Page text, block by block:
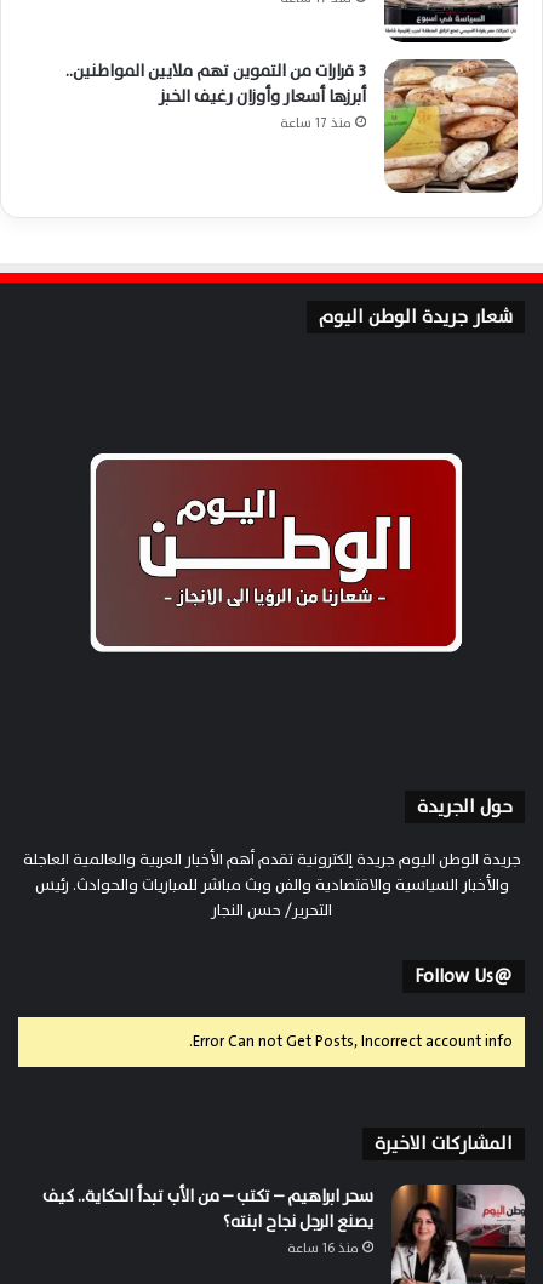
3 قرارات من التموين تهم ملايين المواطنين..
أبرزها أسعار وأوزان رغيف الخبز
منذ 17 ساعة
شعار جريدة الوطن اليوم
حول الجريدة
جريدة الوطن اليوم جريدة إلكترونية تقدم أهم الأخبار العربية والعالمية العاجلة
والأخبار السياسية والاقتصادية والفن وبث مباشر للمباريات والحوادث. رئيس
التحرير/ حسن النجار
@Follow Us
Error Can not Get Posts, Incorrect account info.
المشاركات الاخيرة
سحر ابراهيم – تكتب – من الأب تبدأ الحكاية.. كيف
يصنع الرجل نجاح ابنته؟
منذ 16 ساعة